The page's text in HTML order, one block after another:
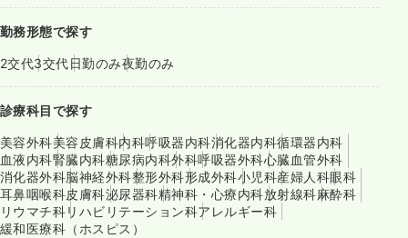
勤務形態で探す
2交代3交代日勤のみ夜勤のみ
診療科目で探す
美容外科美容皮膚科内科呼吸器内科消化器内科循環器内科
血液内科腎臓内科糖尿病内科外科呼吸器外科心臓血管外科
消化器外科脳神経外科整形外科形成外科小児科産婦人科眼科
耳鼻咽喉科皮膚科泌尿器科精神科・心療内科放射線科麻酔科
リウマチ科リハビリテーション科アレルギー科
緩和医療科（ホスピス）